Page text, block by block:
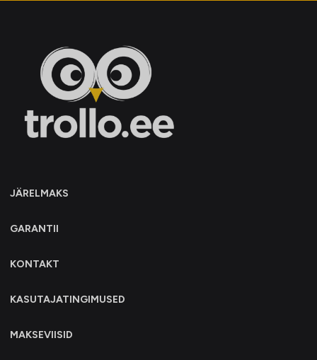
JÄRELMAKS
GARANTII
KONTAKT
KASUTAJATINGIMUSED
MAKSEVIISID